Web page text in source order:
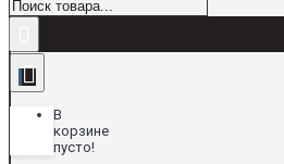
В
корзине
пусто!